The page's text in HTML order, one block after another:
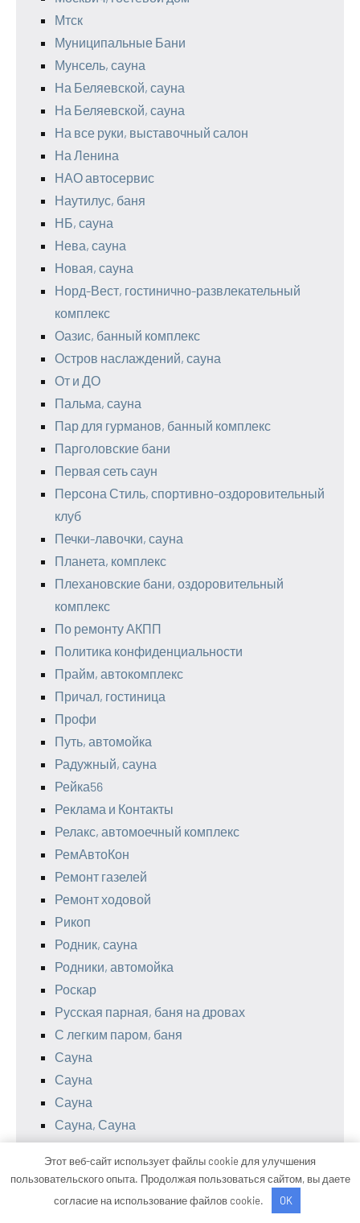
Мтск
Муниципальные Бани
Мунсель, сауна
На Беляевской, сауна
На Беляевской, сауна
На все руки, выставочный салон
На Ленина
НАО автосервис
Наутилус, баня
НБ, сауна
Нева, сауна
Новая, сауна
Норд-Вест, гостинично-развлекательный
комплекс
Оазис, банный комплекс
Остров наслаждений, сауна
От и ДО
Пальма, сауна
Пар для гурманов, банный комплекс
Парголовские бани
Первая сеть саун
Персона Стиль, спортивно-оздоровительный
клуб
Печки-лавочки, сауна
Планета, комплекс
Плехановские бани, оздоровительный
комплекс
По ремонту АКПП
Политика конфиденциальности
Прайм, автокомплекс
Причал, гостиница
Профи
Путь, автомойка
Радужный, сауна
Рейка56
Реклама и Контакты
Релакс, автомоечный комплекс
РемАвтоКон
Ремонт газелей
Ремонт ходовой
Рикоп
Родник, сауна
Родники, автомойка
Роскар
Русская парная, баня на дровах
С легким паром, баня
Сауна
Сауна
Сауна
Сауна, Сауна
Сауна, Сауна
Северная Лагуна, сауна
Этот веб-сайт использует файлы cookie для улучшения
пользовательского опыта. Продолжая пользоваться сайтом, вы даете
согласие на использование файлов cookie.
OK